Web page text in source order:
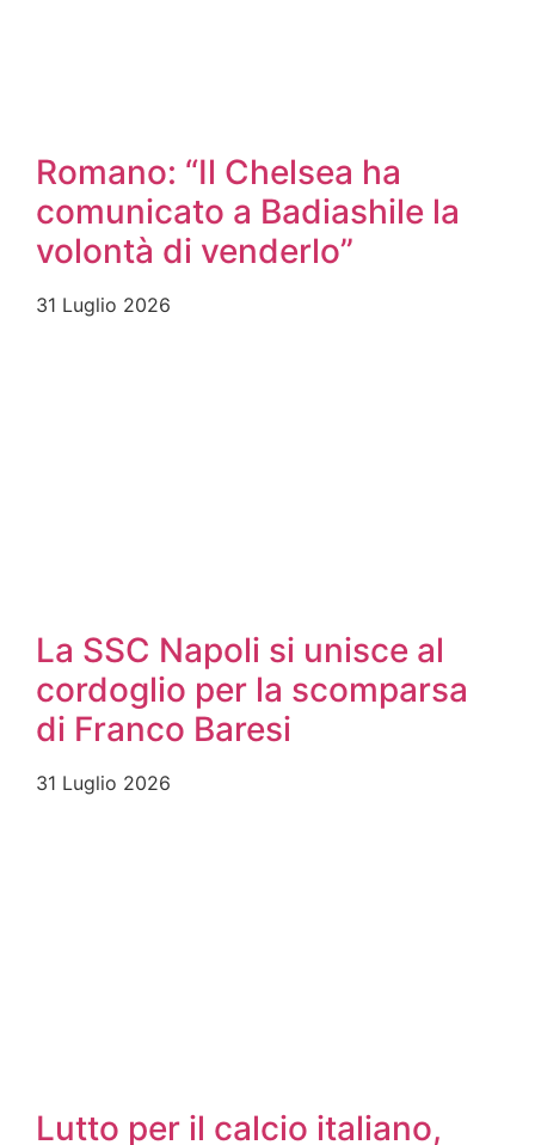
Romano: “Il Chelsea ha
comunicato a Badiashile la
volontà di venderlo”
31 Luglio 2026
La SSC Napoli si unisce al
cordoglio per la scomparsa
di Franco Baresi
31 Luglio 2026
Lutto per il calcio italiano,